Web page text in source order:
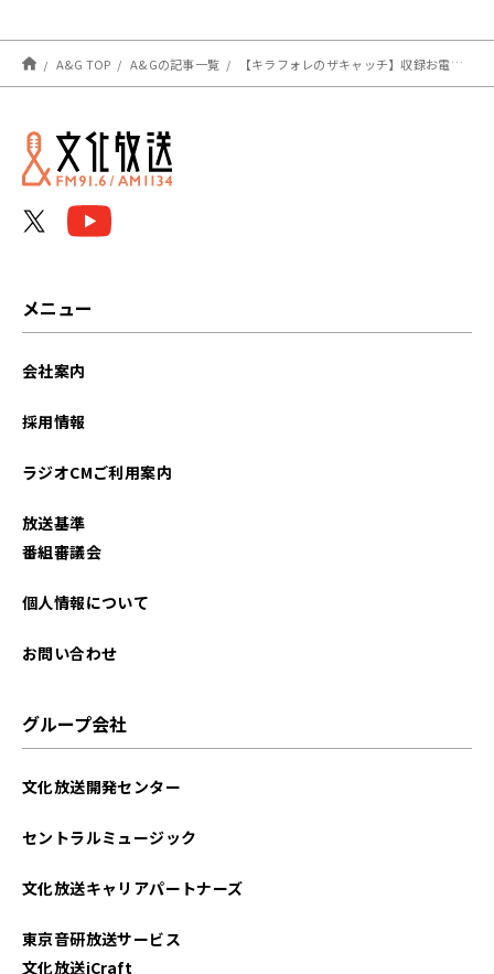
うのコウノおっしゃらず」
A&G TOP A&Gの記事一覧 【キラフォレのザキャッチ】収録お電話回でした！
メニュー
会社案内
採用情報
ラジオCMご利用案内
放送基準
番組審議会
個人情報について
お問い合わせ
グループ会社
文化放送開発センター
セントラルミュージック
文化放送キャリアパートナーズ
東京音研放送サービス
文化放送iCraft